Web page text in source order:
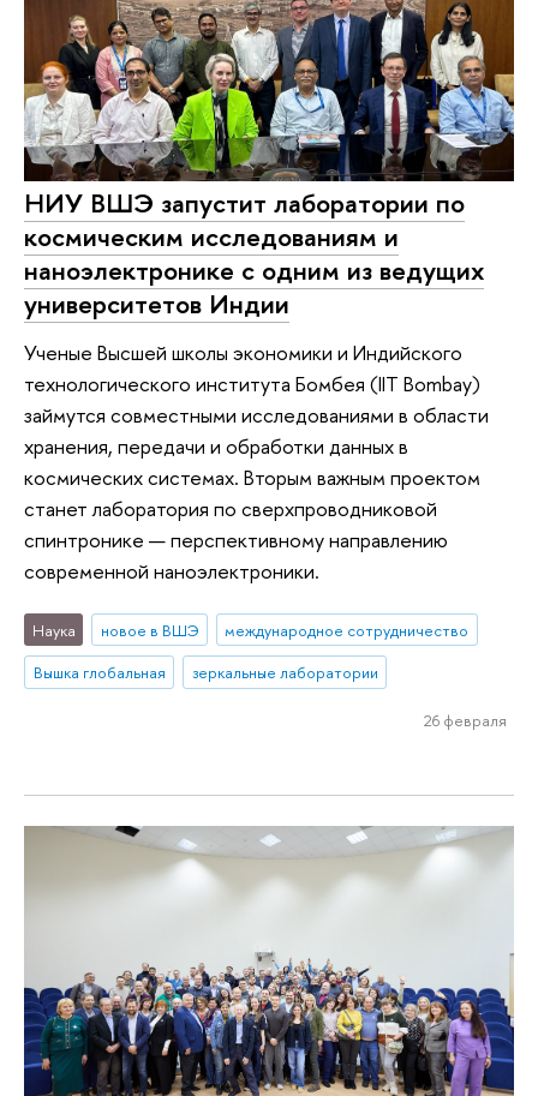
НИУ ВШЭ запустит лаборатории по
космическим исследованиям и
наноэлектронике с одним из ведущих
университетов Индии
Ученые Высшей школы экономики и Индийского
технологического института Бомбея (IIT Bombay)
займутся совместными исследованиями в области
хранения, передачи и обработки данных в
космических системах. Вторым важным проектом
станет лаборатория по сверхпроводниковой
спинтронике — перспективному направлению
современной наноэлектроники.
Наука новое в ВШЭ
международное сотрудничество
Вышка глобальная
зеркальные лаборатории
26 февраля